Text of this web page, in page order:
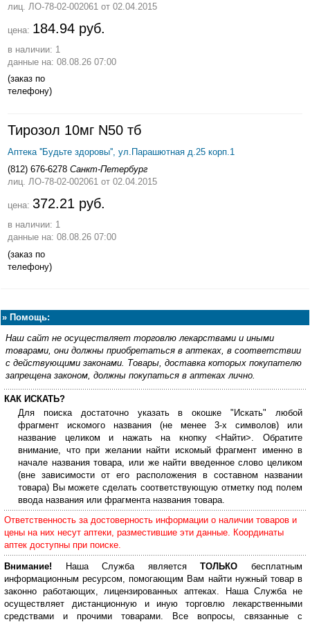
лиц. ЛО-78-02-002061 от 02.04.2015
цена: 184.94 руб.
в наличии: 1
данные на: 08.08.26 07:00
(заказ по
телефону)
Тирозол 10мг N50 тб
Аптека ''Будьте здоровы'', ул.Парашютная д.25 корп.1
(812) 676-6278 Санкт-Петербург
лиц. ЛО-78-02-002061 от 02.04.2015
цена: 372.21 руб.
в наличии: 1
данные на: 08.08.26 07:00
(заказ по
телефону)
» Помощь:
Наш сайт не осуществляет торговлю лекарствами и иными
товарами, они должны приобретаться в аптеках, в соответствии
с действующими законами. Товары, доставка которых покупателю
запрещена законом, должны покупаться в аптеках лично.
КАК ИСКАТЬ?
Для поиска достаточно указать в окошке "Искать" любой
фрагмент искомого названия (не менее 3-х символов) или
название целиком и нажать на кнопку <Найти>. Обратите
внимание, что при желании найти искомый фрагмент именно в
начале названия товара, или же найти введенное слово целиком
(вне зависимости от его расположения в составном названии
товара) Вы можете сделать соответствующую отметку под полем
ввода названия или фрагмента названия товара.
Ответственность за достоверность информации о наличии товаров и
цены на них несут аптеки, разместившие эти данные. Координаты
аптек доступны при поиске.
Внимание! Наша Служба являетсяТОЛЬКО бесплатным
информационным ресурсом, помогающим Вам найти нужный товар в
законно работающих, лицензированных аптеках. Наша Служба не
осуществляет дистанционную и иную торговлю лекарственными
средствами и прочими товарами. Все вопросы, связанные с